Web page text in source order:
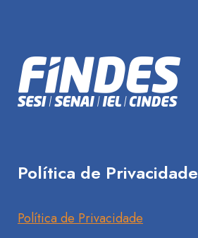
Política de Privacidade
Política de Privacidade